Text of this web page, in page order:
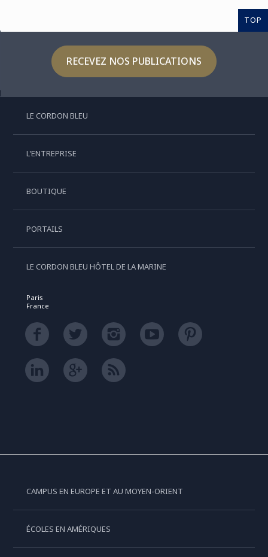
TOP
RECEVEZ NOS PUBLICATIONS
LE CORDON BLEU
L'ENTREPRISE
BOUTIQUE
PORTAILS
LE CORDON BLEU HÔTEL DE LA MARINE
Paris
France
CAMPUS EN EUROPE ET AU MOYEN-ORIENT
ÉCOLES EN AMÉRIQUES